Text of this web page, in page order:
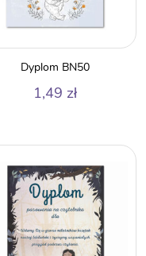
Dyplom BN50
1,49 zł